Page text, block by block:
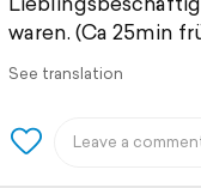
waren. (Ca 25min
See translation